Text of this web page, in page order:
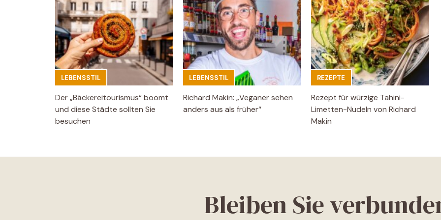
LEBENSSTIL
Der „Bäckereitourismus“ boomt
und diese Städte sollten Sie
besuchen
LEBENSSTIL
Richard Makin: „Veganer sehen
anders aus als früher“
REZEPTE
Rezept für würzige Tahini-
Limetten-Nudeln von Richard
Makin
Bleiben Sie